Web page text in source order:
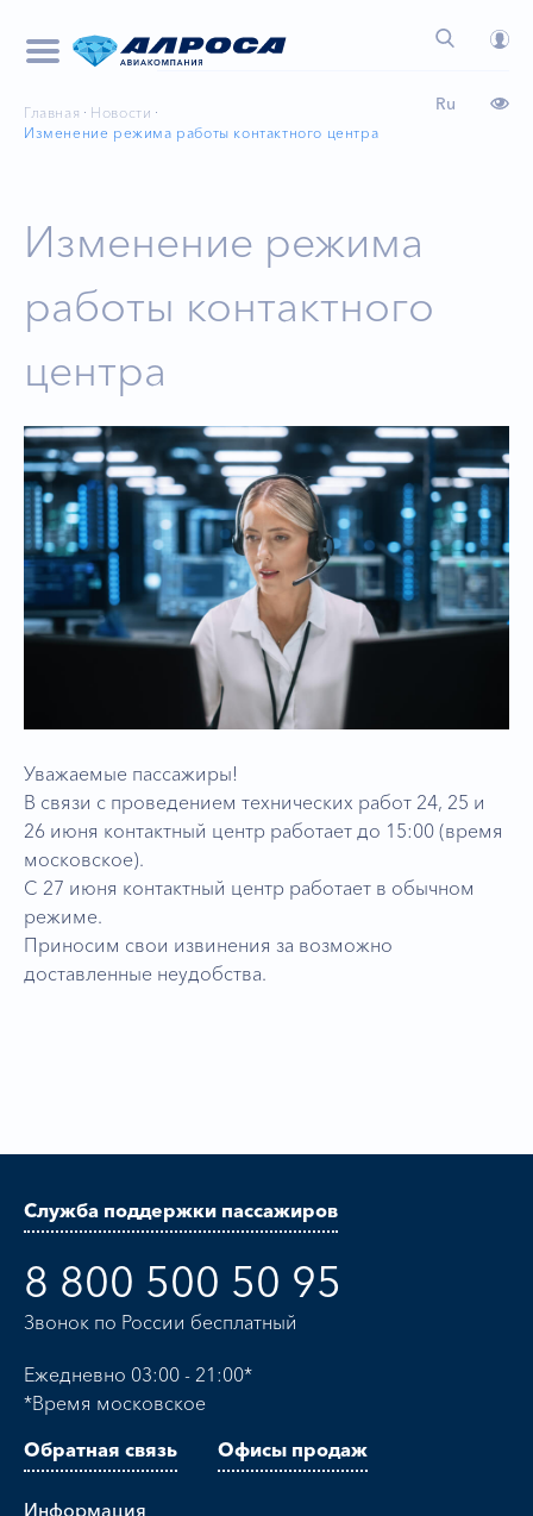
Ru
Главная
Новости
Изменение режима работы контактного центра
Изменение режима
работы контактного
центра
Уважаемые пассажиры!
В связи с проведением технических работ 24, 25 и
26 июня контактный центр работает до 15:00 (время
московское).
С 27 июня контактный центр работает в обычном
режиме.
Приносим свои извинения за возможно
доставленные неудобства.
Служба поддержки пассажиров
8 800 500 50 95
Звонок по России бесплатный
Ежедневно 03:00 - 21:00*
*Время московское
Обратная связь
Офисы продаж
Информация